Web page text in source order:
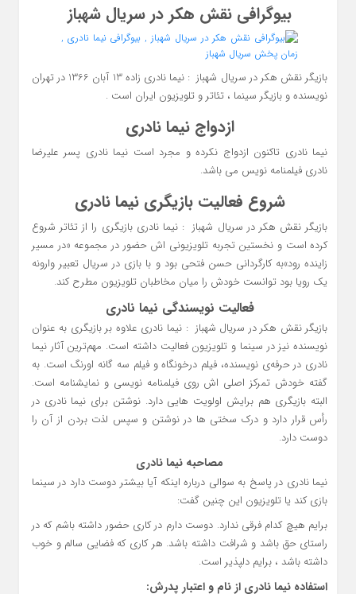
بیوگرافی نقش هکر در سریال شهباز
بازیگر نقش هکر در سریال شهباز : نیما نادری زاده 13 آبان 1366 در تهران
نویسنده و بازیگر سینما ، تئاتر و تلویزیون ایران است .
ازدواج نیما نادری
نیما نادری تاکنون ازدواج نکرده و مجرد است نیما نادری پسر علیرضا
نادری فیلمنامه نویس می باشد.
شروع فعالیت بازیگری نیما نادری
بازیگر نقش هکر در سریال شهباز : نیما نادری بازیگری را از تئاتر شروع
کرده است و نخستین تجربه تلویزیونی اش حضور در مجموعه «در مسیر
زاینده رود»به کارگردانی حسن فتحی بود و با بازی در سریال تعبیر وارونه
یک رویا بود توانست خودش را میان مخاطبان تلویزیون مطرح کند.
فعالیت نویسندگی نیما نادری
بازیگر نقش هکر در سریال شهباز : نیما نادری علاوه‌ بر بازیگری به‌ عنوان
نویسنده نیز در سینما و تلویزیون فعالیت داشته است. مهم‌ترین آثار نیما
نادری در حرفه‌ی نویسنده، فیلم درخونگاه و فیلم سه گانه اورنگ است. به
گفته خودش تمرکز اصلی اش روی فیلمنامه نویسی و نمایشنامه است.
البته بازیگری هم برایش اولویت هایی دارد. نوشتن برای نیما نادری در
رأس قرار دارد و درک سختی ها در نوشتن و سپس لذت بردن از آن را
دوست دارد.
مصاحبه نیما نادری
نیما نادری در پاسخ به سوالی درباره اینکه آیا بیشتر دوست دارد در سینما
بازی کند یا تلویزیون این چنین گفت:
برایم هیچ کدام فرقی ندارد. دوست دارم در کاری حضور داشته باشم که در
راستای حق باشد و شرافت داشته باشد. هر کاری که فضایی سالم و خوب
داشته باشد ، برایم دلپذیر است.
استفاده نیما نادری از نام و اعتبار پدرش: